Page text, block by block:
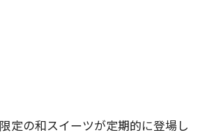
定の和スイーツが定期的に登場し